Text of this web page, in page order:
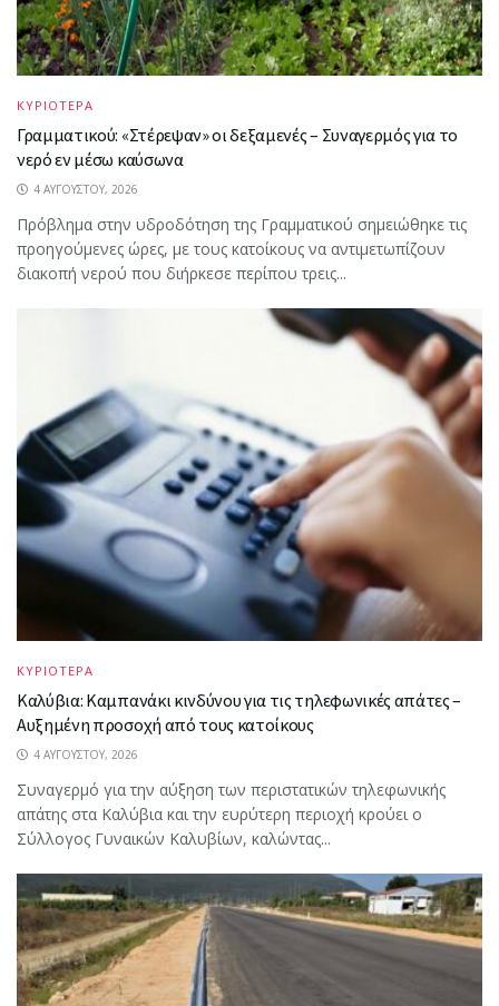
ΚΥΡΙΟΤΕΡΑ
Γραμματικού: «Στέρεψαν» οι δεξαμενές – Συναγερμός για το
νερό εν μέσω καύσωνα
4 ΑΥΓΟΎΣΤΟΥ, 2026
Πρόβλημα στην υδροδότηση της Γραμματικού σημειώθηκε τις
προηγούμενες ώρες, με τους κατοίκους να αντιμετωπίζουν
διακοπή νερού που διήρκεσε περίπου τρεις...
ΚΥΡΙΟΤΕΡΑ
Καλύβια: Καμπανάκι κινδύνου για τις τηλεφωνικές απάτες –
Αυξημένη προσοχή από τους κατοίκους
4 ΑΥΓΟΎΣΤΟΥ, 2026
Συναγερμό για την αύξηση των περιστατικών τηλεφωνικής
απάτης στα Καλύβια και την ευρύτερη περιοχή κρούει ο
Σύλλογος Γυναικών Καλυβίων, καλώντας...